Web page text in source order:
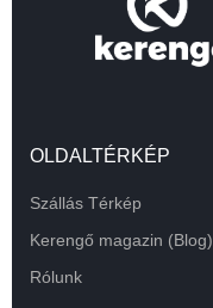
OLDALTÉRKÉP
Szállás Térkép
Kerengő magazin (Blog)
Rólunk